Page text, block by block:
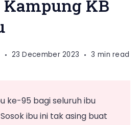
KB
23 December 2023 3 min read
ke-95 bagi seluruh ibu
ibu ini tak asing buat